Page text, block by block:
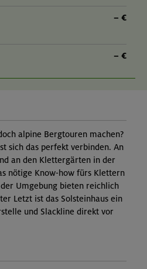
– €
– €
alpine Bergtouren machen?
sich das perfekt verbinden. An
an den Klettergärten in der
nötige Know-how fürs Klettern
Umgebung bieten reichlich
Letzt ist das Solsteinhaus ein
und Slackline direkt vor